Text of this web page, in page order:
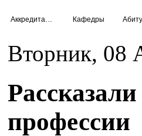
Кафедры
Вторник, 08
профессии